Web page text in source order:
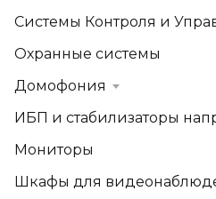
Системы Контроля и
Охранные системы
Домофония
ИБП и стабилизаторы
Мониторы
Шкафы для